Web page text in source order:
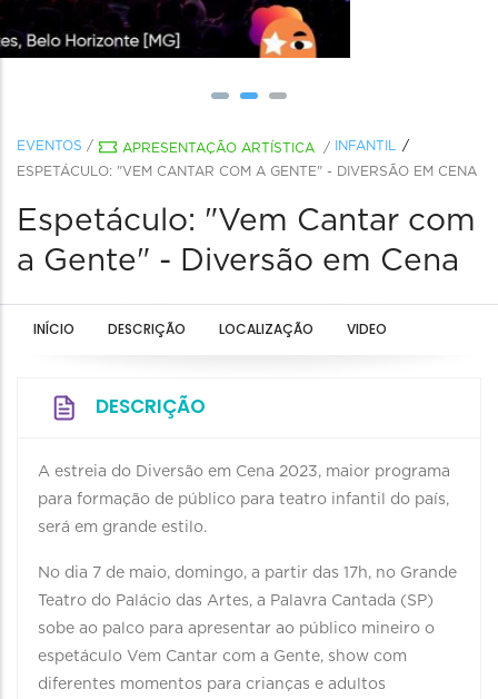
EVENTOS / APRESENTAÇÃO ARTÍSTICA /
INFANTIL
ESPETÁCULO: "VEM CANTAR COM A GENTE" - DIVERSÃO EM CENA
Espetáculo: "Vem Cantar com
a Gente" - Diversão em Cena
INÍCIO DESCRIÇÃO LOCALIZAÇÃO VIDEO
DESCRIÇÃO
A estreia do Diversão em Cena 2023, maior programa
para formação de público para teatro infantil do país,
será em grande estilo.
No dia 7 de maio, domingo, a partir das 17h, no Grande
Teatro do Palácio das Artes, a Palavra Cantada (SP)
sobe ao palco para apresentar ao público mineiro o
espetáculo Vem Cantar com a Gente, show com
diferentes momentos para crianças e adultos